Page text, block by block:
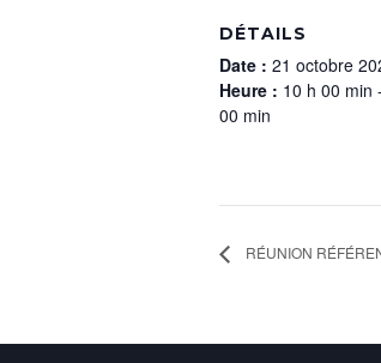
DÉTAILS
Date : 21 octobre
Heure : 10 h 00 min
00 min
RÉUNION